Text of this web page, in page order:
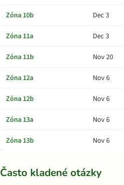
Zóna 10b
Dec 3
Zóna 11a
Dec 3
Zóna 11b
Nov 20
Zóna 12a
Nov 6
Zóna 12b
Nov 6
Zóna 13a
Nov 6
Zóna 13b
Nov 6
Často kladené otázky